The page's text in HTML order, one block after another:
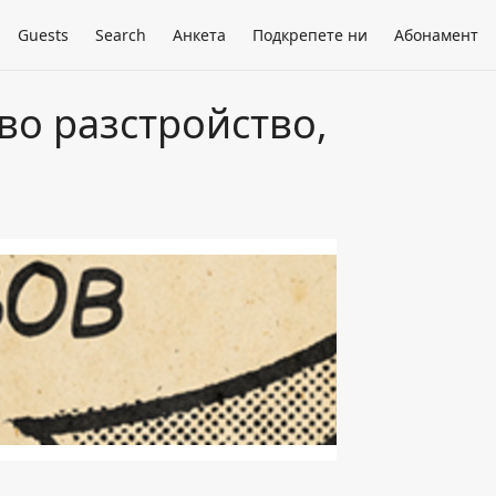
Guests Search Анкета Подкрепете ни Абонамент
разстройство,